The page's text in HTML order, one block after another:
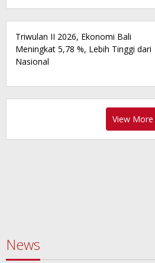
Triwulan II 2026, Ekonomi Bali
Meningkat 5,78 %, Lebih Tinggi dari
Nasional
View More
News